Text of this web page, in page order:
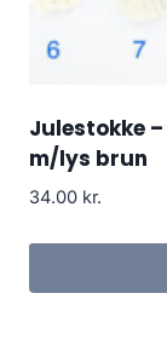
Julestokke
m/lys brun
34.00 kr.